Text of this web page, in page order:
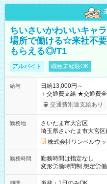
ちいさいかわいいキャ
場所で働ける☆来社不
もらえる◎/T1
アルバイト 職種未経験OK
給与
日給13,000円～
＋交通費支給 ★交通費全額支給！ ┗案件により規定あり ★日払
いOK！（規定あり） ┗
ンビニATMから 日払い分を引
交通費別途支給あり
勤務地
さいたま市大宮区
埼玉県さいたま市大宮区
株式会社ワンベルウ
勤務時間
勤務時間は指定なし
変形労働時間制 想定労働時間160時間/
～21：00